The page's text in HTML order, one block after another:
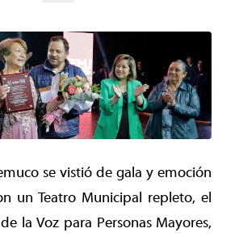
se vistió de gala y emoción
un Teatro Municipal repleto, el
la Voz para Personas Mayores,